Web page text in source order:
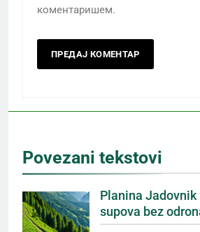
коментаришем.
Povezani tekstovi
Planina Jadovnik
supova bez